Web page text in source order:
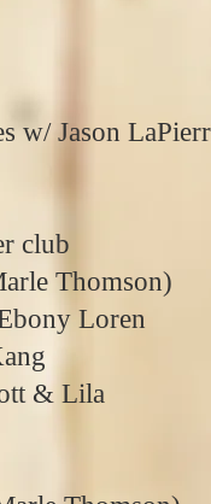
w/ Jason
club
Thomson)
Loren
& Lila